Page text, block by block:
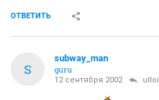
ОТВЕТИТЬ
S
subway_man
guru
12 сентября 2002 ulloi